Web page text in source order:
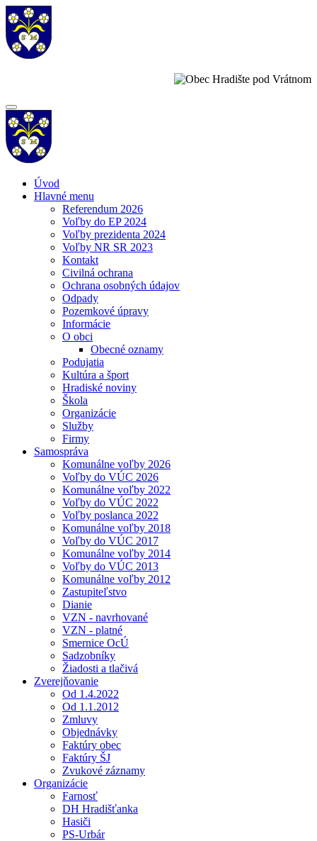
Úvod
Hlavné menu
Referendum 2026
Voľby do EP 2024
Voľby prezidenta 2024
Voľby NR SR 2023
Kontakt
Civilná ochrana
Ochrana osobných údajov
Odpady
Pozemkové úpravy
Informácie
O obci
Obecné oznamy
Podujatia
Kultúra a šport
Hradiské noviny
Škola
Organizácie
Služby
Firmy
Samospráva
Komunálne voľby 2026
Voľby do VÚC 2026
Komunálne voľby 2022
Voľby do VÚC 2022
Voľby poslanca 2022
Komunálne voľby 2018
Voľby do VÚC 2017
Komunálne voľby 2014
Voľby do VÚC 2013
Komunálne voľby 2012
Zastupiteľstvo
Dianie
VZN - navrhované
VZN - platné
Smernice OcÚ
Sadzobníky
Žiadosti a tlačivá
Zverejňovanie
Od 1.4.2022
Od 1.1.2012
Zmluvy
Objednávky
Faktúry obec
Faktúry ŠJ
Zvukové záznamy
Organizácie
Farnosť
DH Hradišťanka
Hasiči
PS-Urbár